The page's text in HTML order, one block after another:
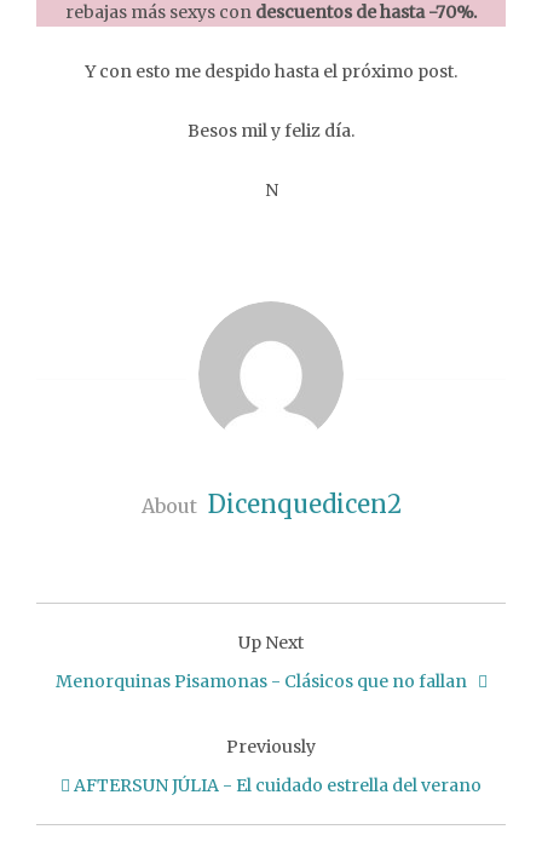
rebajas más sexys con descuentos de hasta -70%.
Y con esto me despido hasta el próximo post.
Besos mil y feliz día.
N
About Dicenquedicen2
Up Next
Menorquinas Pisamonas - Clásicos que no fallan
Previously
AFTERSUN JÚLIA - El cuidado estrella del verano